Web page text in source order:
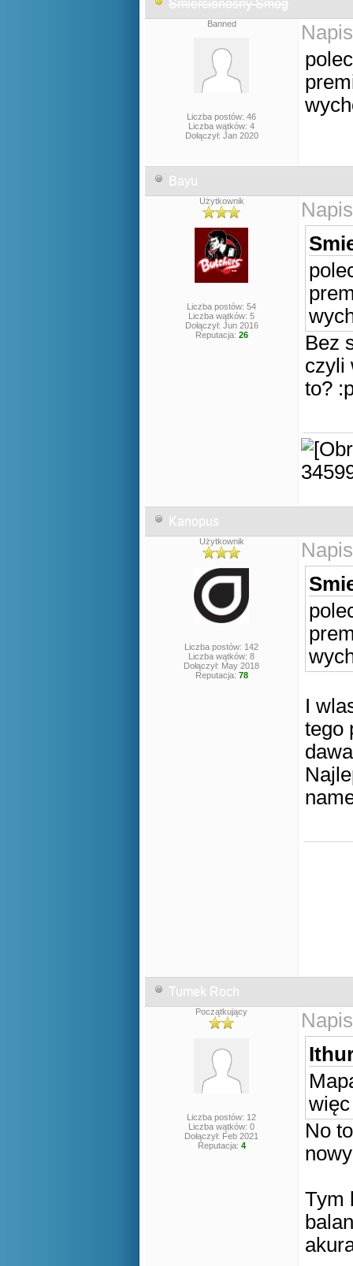
Smiercionosny Smog
Banned
Liczba postów: 46
Liczba wątków: 4
Dołączył: Jan 2020
Bayu
Użytkownik
Liczba postów: 54
Liczba wątków: 5
Dołączył: Jun 2016
Reputacja: 26
Bez
czyli
to?
Kanopus
Użytkownik
Liczba postów: 142
Liczba wątków: 8
Dołączył: May 2018
Reputacja: 78
I
tego
Tumek Roch
Początkujący
Liczba postów: 12
Liczba wątków: 0
Dołączył: Feb 2021
Reputacja: 4
No
Tym